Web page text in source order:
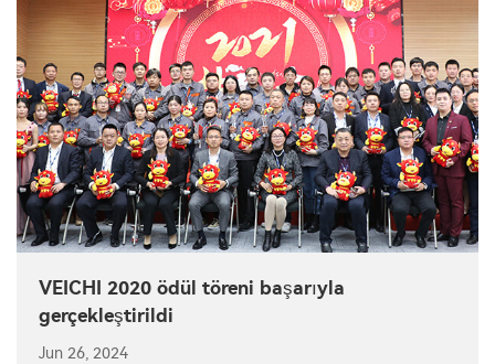
VEICHI 2020 ödül töreni başarıyla
gerçekleştirildi
Jun 26, 2024